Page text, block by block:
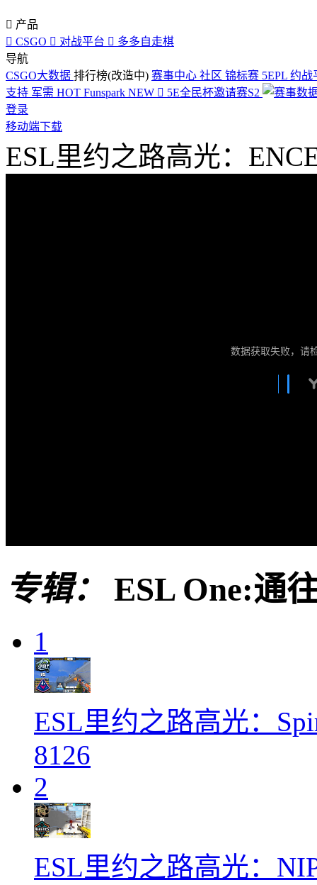
 产品
 CSGO  对战平台  多多自走棋
导航
CSGO大数据 排行榜(改造中) 赛事中心 社区 锦标赛 5EPL 约战
支持 军需 HOT Funspark NEW  5E全民杯邀请赛S2
登录
移动端下载
ESL里约之路高光：
数据获取失败，请
专辑： ESL One:通
1
ESL里约之路高光：
8126
2
ESL里约之路高光：